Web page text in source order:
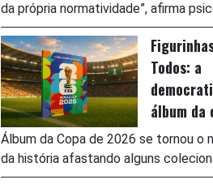
da própria normatividade”, afirma
Todos: a
álbum da
Álbum da Copa de 2026 se tornou o
da história afastando alguns